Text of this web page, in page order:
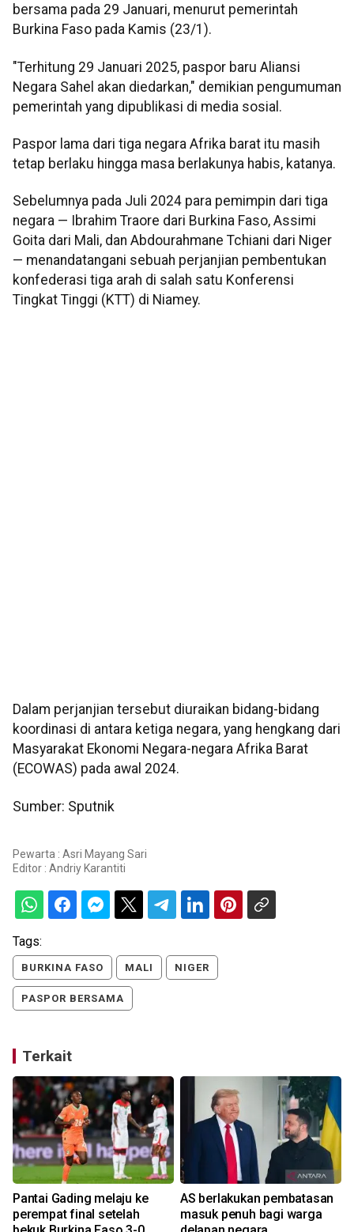
bersama pada 29 Januari, menurut pemerintah
Burkina Faso pada Kamis (23/1).
"Terhitung 29 Januari 2025, paspor baru Aliansi
Negara Sahel akan diedarkan," demikian pengumuman
pemerintah yang dipublikasi di media sosial.
Paspor lama dari tiga negara Afrika barat itu masih
tetap berlaku hingga masa berlakunya habis, katanya.
Sebelumnya pada Juli 2024 para pemimpin dari tiga
negara — Ibrahim Traore dari Burkina Faso, Assimi
Goita dari Mali, dan Abdourahmane Tchiani dari Niger
— menandatangani sebuah perjanjian pembentukan
konfederasi tiga arah di salah satu Konferensi
Tingkat Tinggi (KTT) di Niamey.
Dalam perjanjian tersebut diuraikan bidang-bidang
koordinasi di antara ketiga negara, yang hengkang dari
Masyarakat Ekonomi Negara-negara Afrika Barat
(ECOWAS) pada awal 2024.
Sumber: Sputnik
Pewarta : Asri Mayang Sari
Editor : Andriy Karantiti
Tags:
BURKINA FASO MALI NIGER
PASPOR BERSAMA
Terkait
Pantai Gading melaju ke
perempat final setelah
AS berlakukan pembatasan
masuk penuh bagi warga